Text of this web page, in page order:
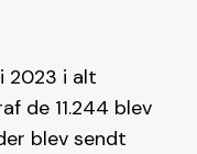
2023 i alt
de 11.244 blev
blev sendt